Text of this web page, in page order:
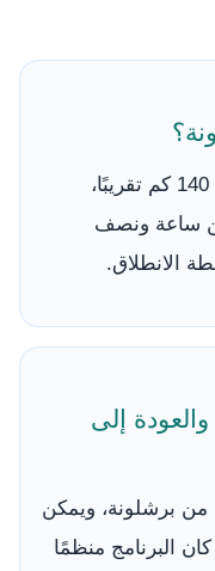
تبعد فيغيريس عن برشلونة حوالي 140 كم تقريبًا،
ساعة ونصف
الانطلاق.
إلى
من برشلونة، ويمكن
البرنامج منظمًا